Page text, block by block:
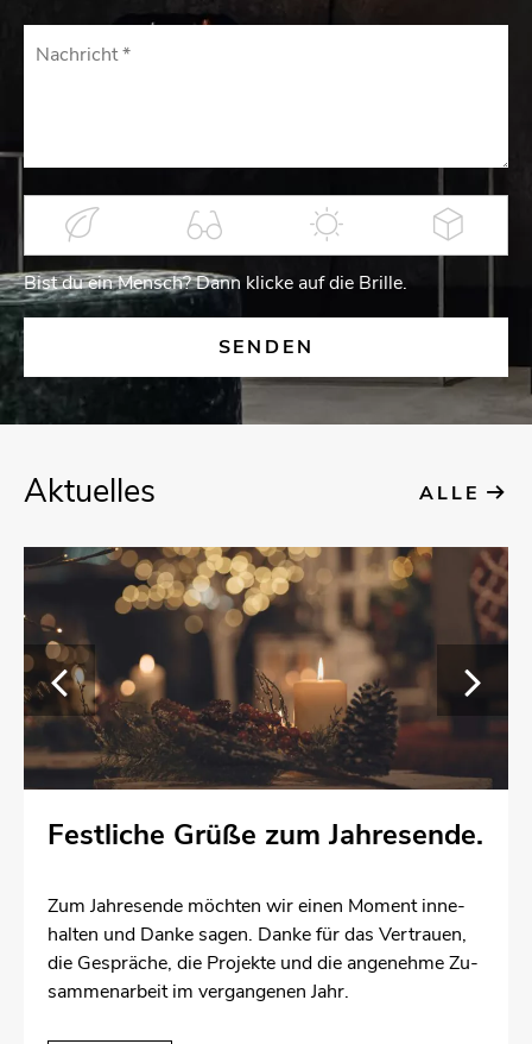
Bist du ein Mensch? Dann kli­cke auf die Bril­le.
Ak­tu­el­les ALLE
Fest­li­che Grüße zum Jah­res­en­de.
Zum Jah­res­en­de möch­ten wir einen Mo­ment in­ne­
hal­ten und Danke sagen. Danke für das Ver­trau­en,
die Ge­sprä­che, die Pro­jek­te und die an­ge­neh­me Zu­
sam­men­ar­beit im ver­gan­ge­nen Jahr.